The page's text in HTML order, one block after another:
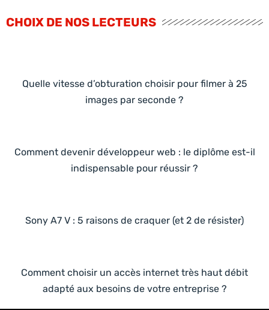
CHOIX DE NOS LECTEURS
Quelle vitesse d’obturation choisir pour filmer à 25
images par seconde ?
Comment devenir développeur web : le diplôme est-il
indispensable pour réussir ?
Sony A7 V : 5 raisons de craquer (et 2 de résister)
Comment choisir un accès internet très haut débit
adapté aux besoins de votre entreprise ?